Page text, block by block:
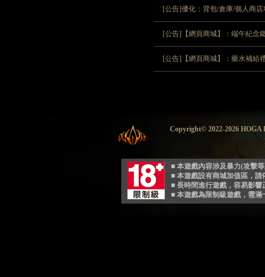
[公告]優化：背包/倉庫/個人商
[公告]【網頁商城】：端午紀念
[公告]【網頁商城】：藥水補給
Copyright© 2022-2026
■ 本遊戲內容涉及暴力(攻擊
■ 本遊戲設有商城加值區，
■ 長時間進行遊戲，容易影
■ 本遊戲為限制級遊戲，需